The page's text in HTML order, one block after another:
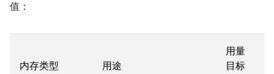
值：
内存类型 用途
用量
目标